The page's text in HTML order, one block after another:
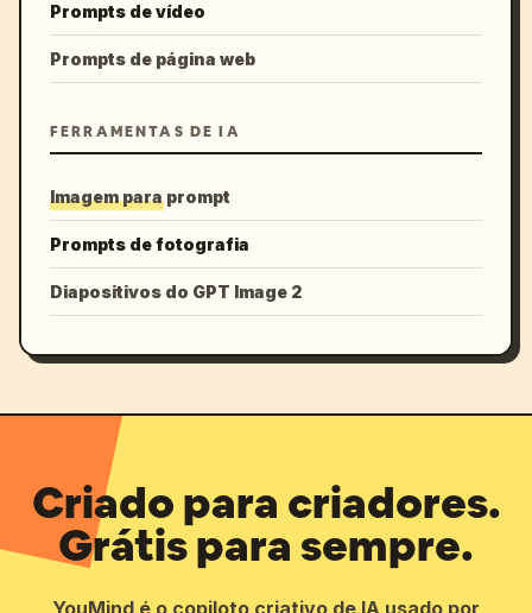
Prompts de vídeo
Prompts de página web
FERRAMENTAS DE IA
Imagem para prompt
Prompts de fotografia
Diapositivos do GPT Image 2
Criado para criadores.
Grátis para sempre.
YouMind é o copiloto criativo de IA usado por